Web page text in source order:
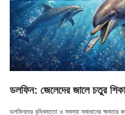
ডলফিন: জেলেদের জালে চতুর
ডলফিনদের বুদ্ধিমত্তা ও সমস্যা সমাধানের ক্ষমতার